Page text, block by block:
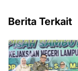
Berita Terkait